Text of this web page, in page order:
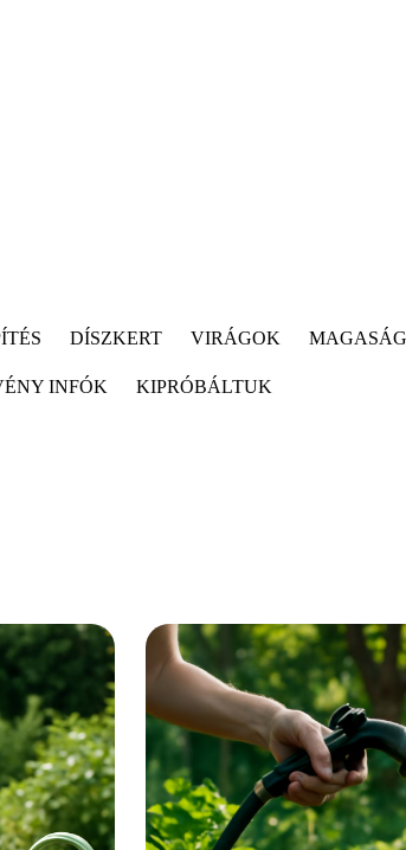
DÍSZKERT VIRÁGOK
INFÓK KIPRÓBÁLTUK